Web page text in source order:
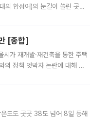
의 합성어)의 눈길이 쏠린 곳은
[종합]
가 재개발·재건축을 통한 주택
의 정책 엇박자 논란에 대해 정
도도 곳곳 38도 넘어 8일 동해